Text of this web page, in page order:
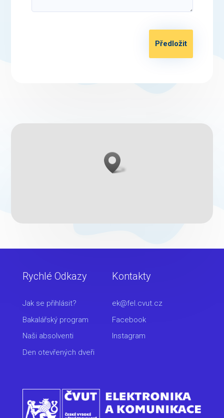
Předložit
Rychlé Odkazy
Jak se přihlásit?
Bakalářský program
Naši absolventi
Den otevřených dveři
Kontakty
ek@fel.cvut.cz
Facebook
Instagram